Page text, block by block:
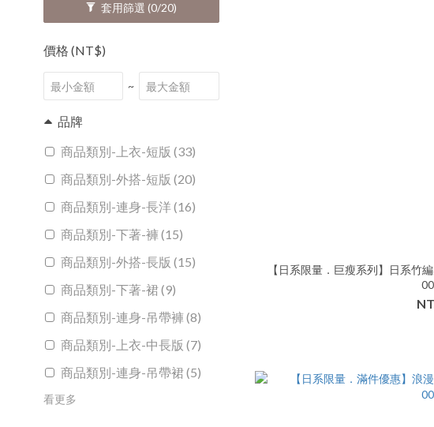
套用篩選 (0/20)
價格 (NT$)
~
品牌
商品類別-上衣-短版 (33)
商品類別-外搭-短版 (20)
商品類別-連身-長洋 (16)
商品類別-下著-褲 (15)
商品類別-外搭-長版 (15)
商品類別-下著-裙 (9)
商品類別-連身-吊帶褲 (8)
商品類別-上衣-中長版 (7)
商品類別-連身-吊帶裙 (5)
看更多
【日系限量．巨瘦系列】日系竹